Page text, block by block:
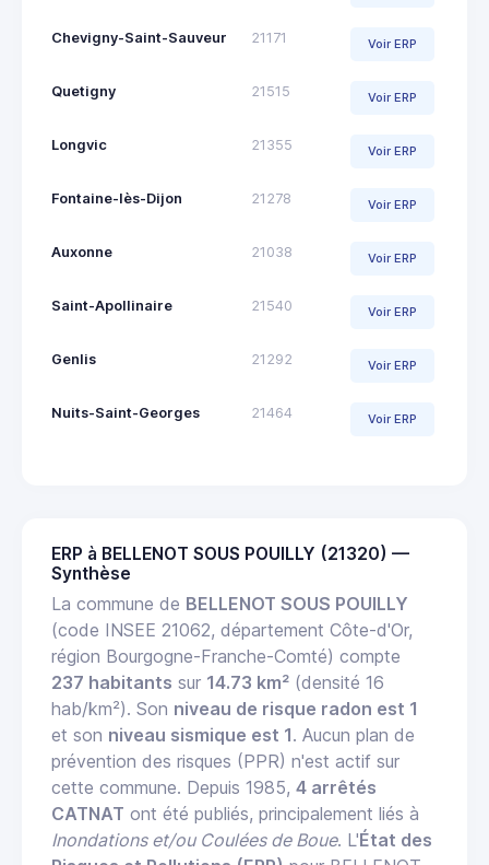
Chevigny-Saint-Sauveur 21171 Voir ERP
Quetigny 21515 Voir ERP
Longvic 21355 Voir ERP
Fontaine-lès-Dijon 21278 Voir ERP
Auxonne 21038 Voir ERP
Saint-Apollinaire 21540 Voir ERP
Genlis 21292 Voir ERP
Nuits-Saint-Georges 21464 Voir ERP
ERP à BELLENOT SOUS POUILLY (21320) —
Synthèse
La commune de BELLENOT SOUS POUILLY
(code INSEE 21062, département Côte-d'Or,
région Bourgogne-Franche-Comté) compte
237 habitants sur 14.73 km² (densité 16
hab/km²). Son niveau de risque radon est 1
et son niveau sismique est 1. Aucun plan de
prévention des risques (PPR) n'est actif sur
cette commune. Depuis 1985, 4 arrêtés
CATNAT ont été publiés, principalement liés à
Inondations et/ou Coulées de Boue. L'État des